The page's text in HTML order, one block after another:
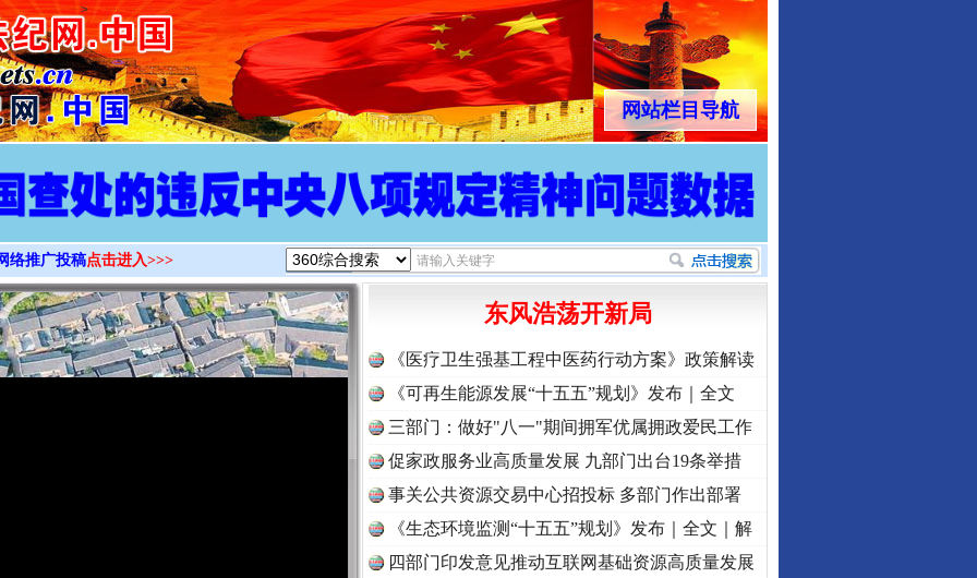
>
网站栏目导航
络推广投稿点击进入>>>
东风浩荡开新局
《医疗卫生强基工程中医药行动方案》政策解读
《可再生能源发展“十五五”规划》发布｜全文
三部门：做好"八一"期间拥军优属拥政爱民工作
促家政服务业高质量发展 九部门出台19条举措
事关公共资源交易中心招投标 多部门作出部署
《生态环境监测“十五五”规划》发布｜全文｜解
读
四部门印发意见推动互联网基础资源高质量发展